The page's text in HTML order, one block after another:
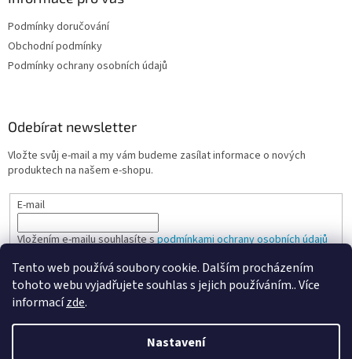
Tento web používá soubory cookie. Dalším procházením
tohoto webu vyjadřujete souhlas s jejich používáním.. Více
informacízde.
Nastavení
Podmínky doručování
Obchodní podmínky
Podmínky ochrany osobních údajů
Odebírat newsletter
Vložte svůj e-mail a my vám budeme zasílat informace o nových
produktech na našem e-shopu.
E-mail
Vložením e-mailu souhlasíte spodmínkami ochrany osobních údajů
PŘIHLÁSIT SE
Vytvořil Shoptet